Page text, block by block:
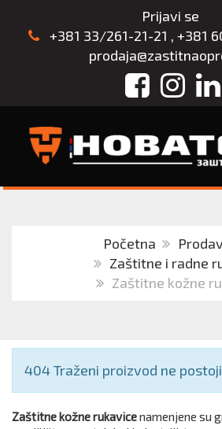
Prijavi se
+381 33/261-21-21 , +381
Facebook
Početna
Zaštitne i radne
Zaštitne kožne
Obaveštenje
404 Traženi proizvod ne
Zaštitne kožne rukavicenamenjene su